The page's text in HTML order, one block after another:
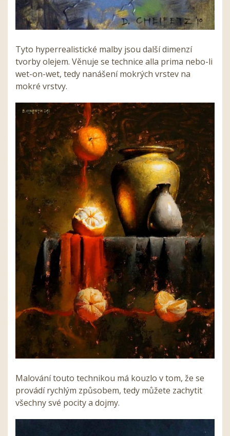
Tyto hyperrealistické malby jsou další dimenzí
tvorby olejem. Věnuje se technice alla prima nebo-li
wet-on-wet, tedy nanášení mokrých vrstev na
mokré vrstvy.
Malování touto technikou má kouzlo v tom, že se
provádí rychlým způsobem, tedy můžete zachytit
všechny své pocity a dojmy.